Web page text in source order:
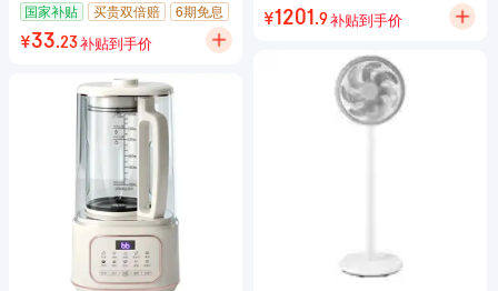
国家补贴 买贵双倍赔
6期免息
包邮
7天无理由退货
¥33.23 补贴到手价
¥1201 .9 补贴到手价